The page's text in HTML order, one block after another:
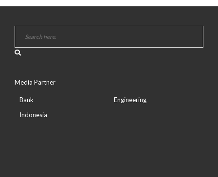
Media Partner
Bank
Indonesia
Engineering